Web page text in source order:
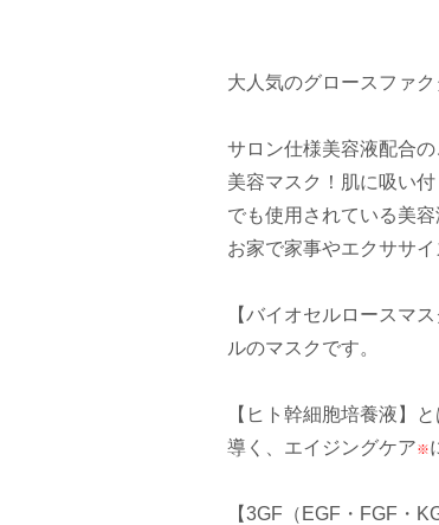
大人気のグロースファ
サロン仕様美容液配合
美容マスク！肌に吸い
でも使用されている美
お家で家事やエクササ
【バイオセルロースマ
ルのマスクです。
【ヒト幹細胞培養液】
導く、エイジングケア※
【3GF（EGF・FGF・